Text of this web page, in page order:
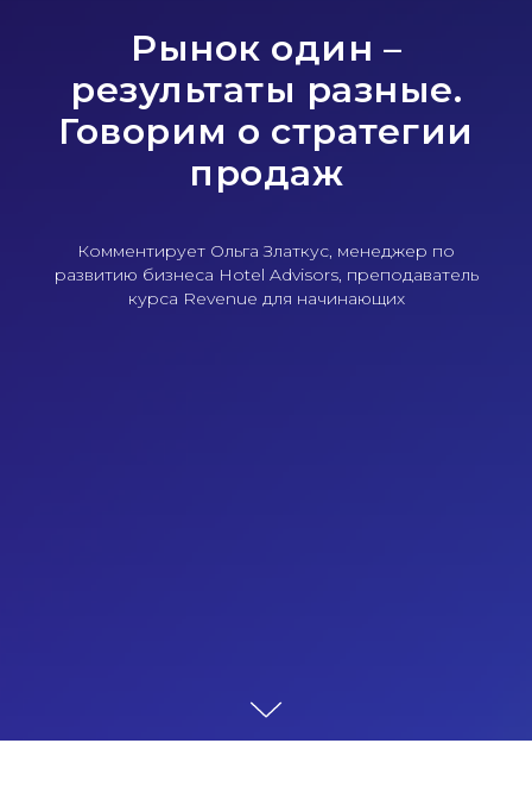
Рынок один –
результаты разные.
Говорим о стратегии
продаж
Комментирует Ольга Златкус, менеджер по
развитию бизнеса Hotel Advisors, преподаватель
курса Revenue для начинающих